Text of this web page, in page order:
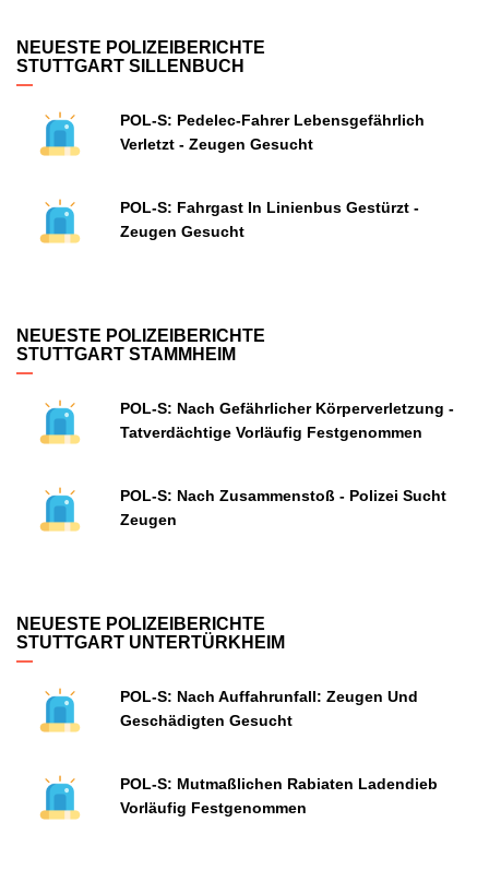
NEUESTE POLIZEIBERICHTE
STUTTGART SILLENBUCH
POL-S: Pedelec-Fahrer Lebensgefährlich
Verletzt - Zeugen Gesucht
POL-S: Fahrgast In Linienbus Gestürzt -
Zeugen Gesucht
NEUESTE POLIZEIBERICHTE
STUTTGART STAMMHEIM
POL-S: Nach Gefährlicher Körperverletzung -
Tatverdächtige Vorläufig Festgenommen
POL-S: Nach Zusammenstoß - Polizei Sucht
Zeugen
NEUESTE POLIZEIBERICHTE
STUTTGART UNTERTÜRKHEIM
POL-S: Nach Auffahrunfall: Zeugen Und
Geschädigten Gesucht
POL-S: Mutmaßlichen Rabiaten Ladendieb
Vorläufig Festgenommen